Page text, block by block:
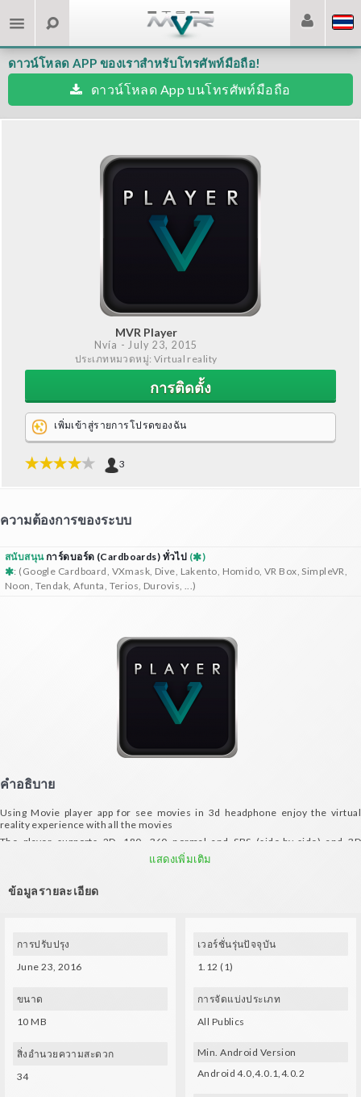
ดาวน์โหลด APP ของเราสำหรับโทรศัพท์มือถือ!
ดาวน์โหลด App บนโทรศัพท์มือถือ
MVR Player
Nvía - July 23, 2015
ประเภทหมวดหมู่: Virtual reality
การติดตั้ง
เพิ่มเข้าสู่รายการโปรดของฉัน
3
ความต้องการของระบบ
สนับสนุนการ์ดบอร์ด (Cardboards) ทั่วไป (
)
: (Google Cardboard, VXmask, Dive, Lakento, Homido, VR Box, SimpleVR,
Noon, Tendak, Afunta, Terios, Durovis, ...)
คำอธิบาย
Using Movie player app for see movies in 3d headphone enjoy the virtual
reality experience with all the movies
The player supports 2D, 180, 360 normal and SBS (side-by-side) and 3D
movies so you can watch either with it.
our solution focus on delivering the highest video quality in a VR cinema
Playing supports 2D, 180, 360 normal and SBS (side-by-side)
Play regular videos or movies side-by-side
- Zoom in and out of videos in order to find a comfortable setting
glasses buttons.
แสดงเพิ่มเติม
ข้อมูลรายละเอียด
การปรับปรุง
June 23, 2016
ขนาด
10 MB
สิ่งอำนวยความสะดวก
34
เวอร์ชั่นรุ่นปัจจุบัน
1.12 (1)
การจัดแบ่งประเภท
All Publics
Min. Android Version
Android 4.0,4.0.1,4.0.2